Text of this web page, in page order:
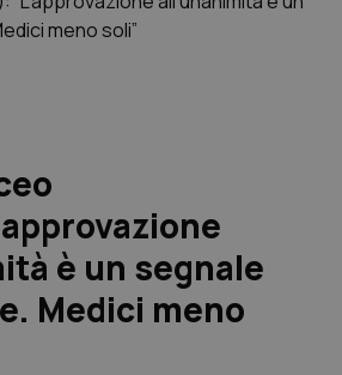
è un segnale
Medici meno